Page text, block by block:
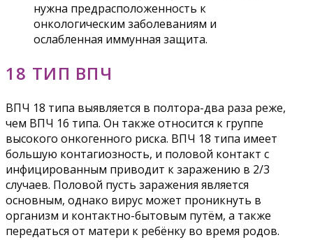
нужна предрасположенность к
онкологическим заболеваниям и
ослабленная иммунная защита.
18 ТИП ВПЧ
ВПЧ 18 типа выявляется в полтора-два раза реже,
чем ВПЧ 16 типа. Он также относится к группе
высокого онкогенного риска. ВПЧ 18 типа имеет
большую контагиозность, и половой контакт с
инфицированным приводит к заражению в 2/3
случаев. Половой пусть заражения является
основным, однако вирус может проникнуть в
организм и контактно-бытовым путём, а также
передаться от матери к ребёнку во время родов.